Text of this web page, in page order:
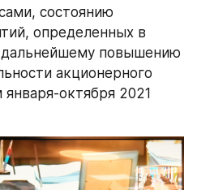
состоянию
определенных в
повышению
акционерного
октября 2021